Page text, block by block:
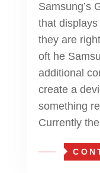
Samsung’s
that
they are
oft he
additional
create a
something
Currently